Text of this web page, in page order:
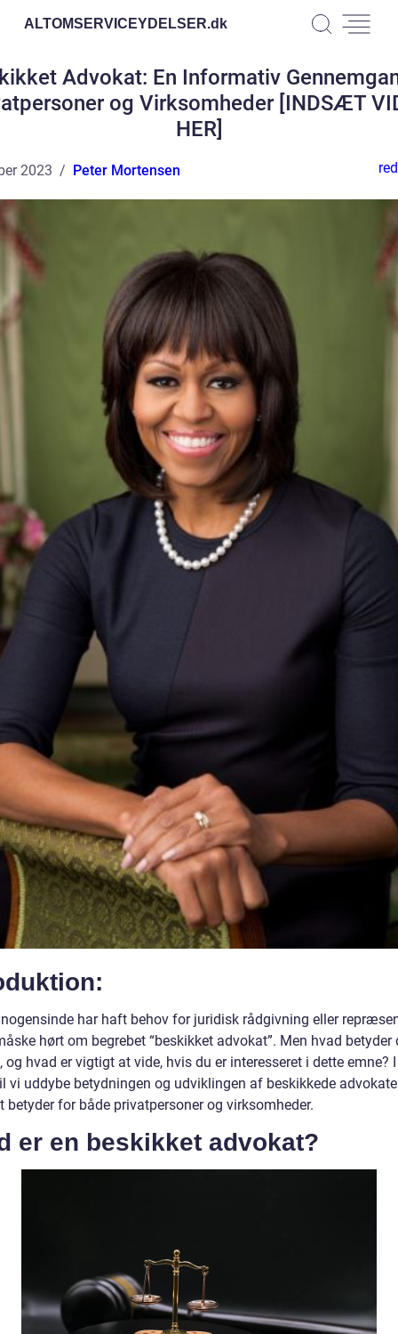
ALTOMSERVICEYDELSER.dk
Advokat: En Informativ
og Virksomheder [INDSÆT
HER]
2023 Peter Mortensen
har haft behov for juridisk rådgivning eller
hørt om begrebet “beskikket advokat”. Men hvad betyder
og hvad er vigtigt at vide, hvis du er interesseret i dette emne?
vi uddybe betydningen og udviklingen af beskikkede
betyder for både privatpersoner og virksomheder.
er en beskikket advokat?